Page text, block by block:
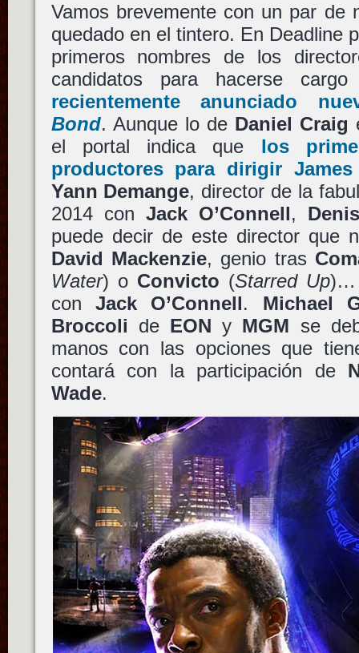
Vamos brevemente con un par de
quedado en el tintero. En Deadline
primeros nombres de los
candidatos para hacerse
recientemente anunciado
Bond. Aunque lo de Daniel Craig
el portal indica que los
productores para dirigir
Yann Demange, director de la
2014 con Jack O’Connell,
puede decir de este director que
David Mackenzie, genio tras
Water) o Convicto (Starred Up)…
con Jack O’Connell. Michael
Broccoli de EON y MGM se
manos con las opciones que
contará con la participación de
Wade.